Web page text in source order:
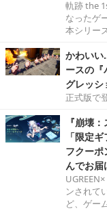
軌跡 the
なったゲ
本シリー
かわいい
ースの『
グレッシ
正式版で
『崩壊
「限定
フクーポ
んでお届
ンされて
ど、ゲー